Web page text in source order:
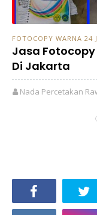
FOTOCOPY WARNA 24
Jasa
Di Jakarta
Nada Percetakan